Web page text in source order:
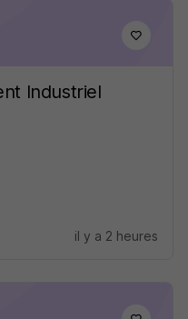
Industriel
il y a 2 heures